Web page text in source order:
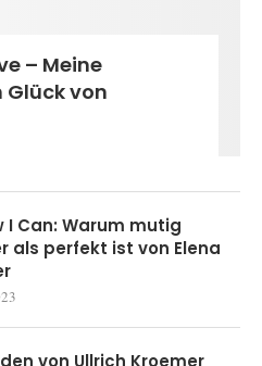
– Meine
Glück von
I Can: Warum mutig
als perfekt ist von Elena
von Ullrich Kroemer